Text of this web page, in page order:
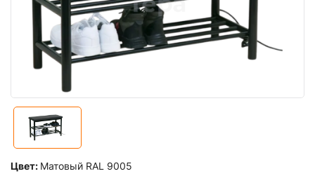
Цвет: Матовый RAL 9005